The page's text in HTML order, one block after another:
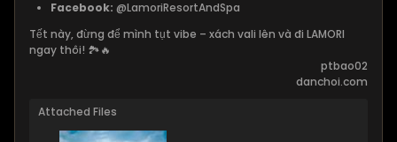
Facebook: @LamoriResortAndSpa
Tết này, đừng để mình tụt vibe – xách vali lên và đi LAMORI
ngay thôi! 🏞️🔥
ptbao02
danchoi.com
Attached Files